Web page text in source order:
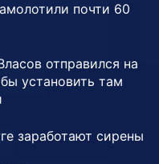
почти 60
отправился на
установить там
заработают сирены